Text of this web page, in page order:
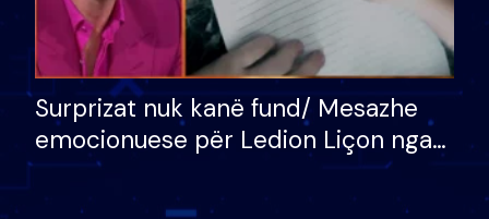
Surprizat nuk kanë fund/ Mesazhe
emocionuese për Ledion Liçon nga
nëna dhe fëmijët e tij, moderatori
nuk i mban dot lotët: Nuk meritoj…